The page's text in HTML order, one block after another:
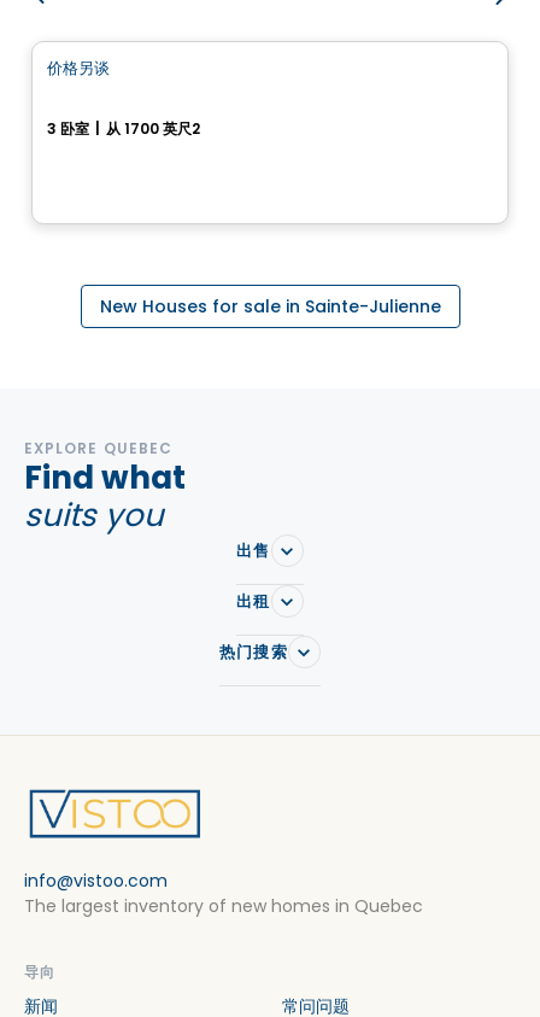
价格另谈
3 卧室 从 1700 英尺2
New Houses for sale in Sainte-Julienne
EXPLORE QUEBEC
Find what
suits you
出售
出租
热门搜索
info@vistoo.com
The largest inventory of new homes in Quebec
导向
新闻 常问问题